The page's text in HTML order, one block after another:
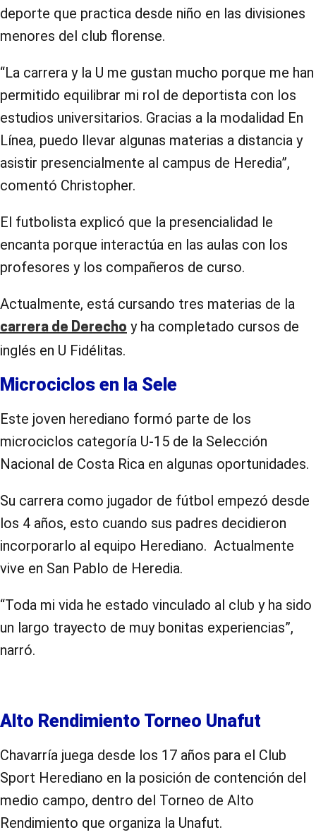
deporte que practica desde niño en las divisiones
menores del club florense.
“La carrera y la U me gustan mucho porque me han
permitido equilibrar mi rol de deportista con los
estudios universitarios. Gracias a la modalidad En
Línea, puedo llevar algunas materias a distancia y
asistir presencialmente al campus de Heredia”,
comentó Christopher.
El futbolista explicó que la presencialidad le
encanta porque interactúa en las aulas con los
profesores y los compañeros de curso.
Actualmente, está cursando tres materias de la
carrera de Derecho y ha completado cursos de
inglés en U Fidélitas.
Microciclos en la Sele
Este joven herediano formó parte de los
microciclos categoría U-15 de la Selección
Nacional de Costa Rica en algunas oportunidades.
Su carrera como jugador de fútbol empezó desde
los 4 años, esto cuando sus padres decidieron
incorporarlo al equipo Herediano. Actualmente
vive en San Pablo de Heredia.
“Toda mi vida he estado vinculado al club y ha sido
un largo trayecto de muy bonitas experiencias”,
narró.
Alto Rendimiento Torneo Unafut
Chavarría juega desde los 17 años para el Club
Sport Herediano en la posición de contención del
medio campo, dentro del Torneo de Alto
Rendimiento que organiza la Unafut.